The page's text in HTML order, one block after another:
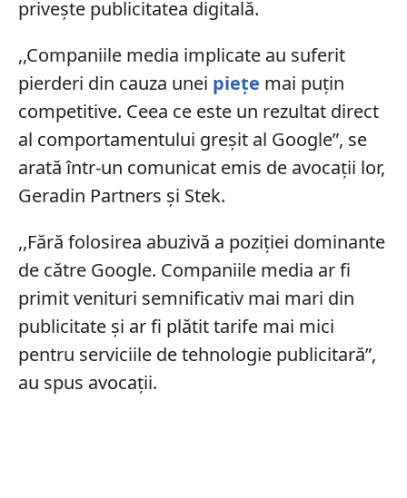
privește publicitatea digitală.
,,Companiile media implicate au suferit
pierderi din cauza unei pieţe mai puţin
competitive. Ceea ce este un rezultat direct
al comportamentului greşit al Google”, se
arată într-un comunicat emis de avocaţii lor,
Geradin Partners şi Stek.
,,Fără folosirea abuzivă a poziţiei dominante
de către Google. Companiile media ar fi
primit venituri semnificativ mai mari din
publicitate şi ar fi plătit tarife mai mici
pentru serviciile de tehnologie publicitară”,
au spus avocaţii.